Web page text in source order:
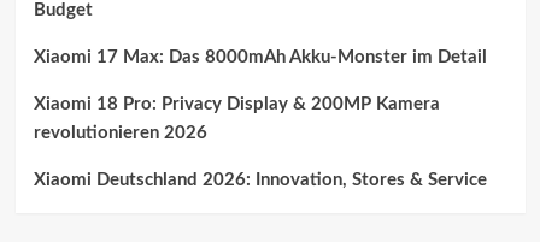
Budget
Xiaomi 17 Max: Das 8000mAh Akku-Monster im Detail
Xiaomi 18 Pro: Privacy Display & 200MP Kamera
revolutionieren 2026
Xiaomi Deutschland 2026: Innovation, Stores & Service